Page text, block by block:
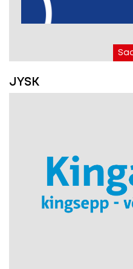
JYSK